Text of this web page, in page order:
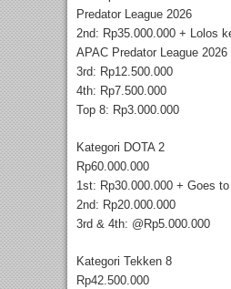
Predator League 2026
2nd: Rp35.000.000 + Lolos
APAC Predator League 2026
3rd: Rp12.500.000
4th: Rp7.500.000
Top 8: Rp3.000.000
Kategori DOTA 2
Rp60.000.000
1st: Rp30.000.000 + Goes
2nd: Rp20.000.000
3rd & 4th: @Rp5.000.000
Kategori Tekken 8
Rp42.500.000